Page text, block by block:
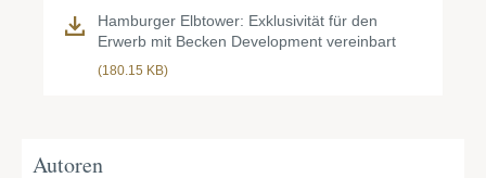
Hamburger Elbtower: Exklusivität für den
Erwerb mit Becken Development vereinbart
(180.15 KB)
Autoren